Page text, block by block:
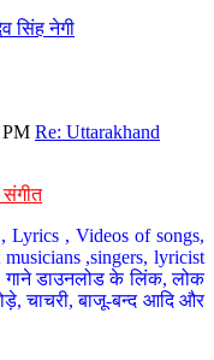
सिंह नेगी
PM Re: Uttarakhand
Lyrics , Videos of songs,
,singers, lyricist
गाने डाउनलोड के लिंक, लोक
चाचरी, बाजू-बन्द आदि और